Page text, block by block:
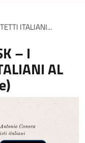
ITALIANI...
– I
AL